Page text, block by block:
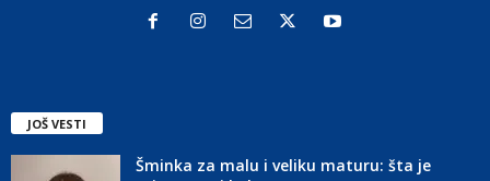
JOŠ VESTI
Šminka za malu i veliku maturu: šta je